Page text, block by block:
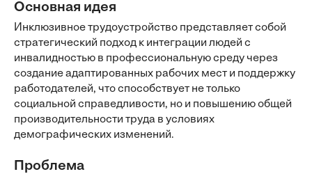
Основная идея
Инклюзивное трудоустройство представляет собой
стратегический подход к интеграции людей с
инвалидностью в профессиональную среду через
создание адаптированных рабочих мест и поддержку
работодателей, что способствует не только
социальной справедливости, но и повышению общей
производительности труда в условиях
демографических изменений.
Проблема